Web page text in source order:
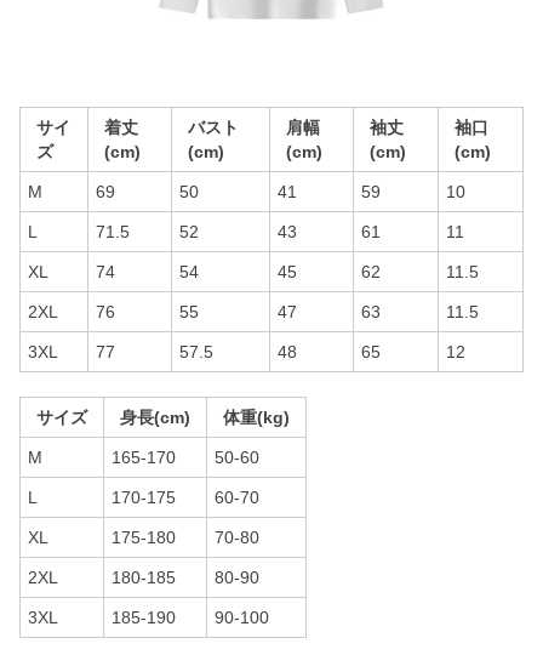
サイ
ズ
着丈
(cm)
バスト
(cm)
肩幅
(cm)
袖丈
(cm)
袖口
(cm)
M 69 50 41 59 10
L 71.5 52 43 61 11
XL 74 54 45 62 11.5
2XL 76 55 47 63 11.5
3XL 77 57.5 48 65 12
サイズ 身長(cm) 体重(kg)
M 165-170 50-60
L 170-175 60-70
XL 175-180 70-80
2XL 180-185 80-90
3XL 185-190 90-100